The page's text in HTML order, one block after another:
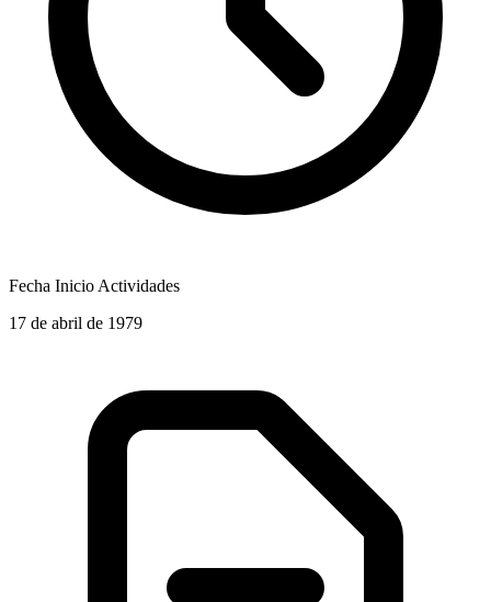
Fecha Inicio Actividades
17 de abril de 1979